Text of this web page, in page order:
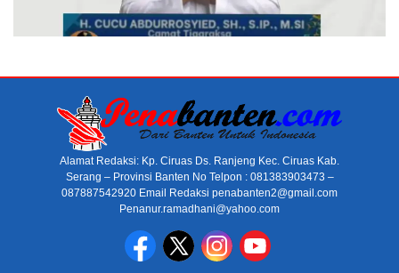
Alamat Redaksi: Kp. Ciruas Ds. Ranjeng Kec. Ciruas Kab.
Serang – Provinsi Banten No Telpon : 081383903473 –
087887542920 Email Redaksi penabanten2@gmail.com
Penanur.ramadhani@yahoo.com